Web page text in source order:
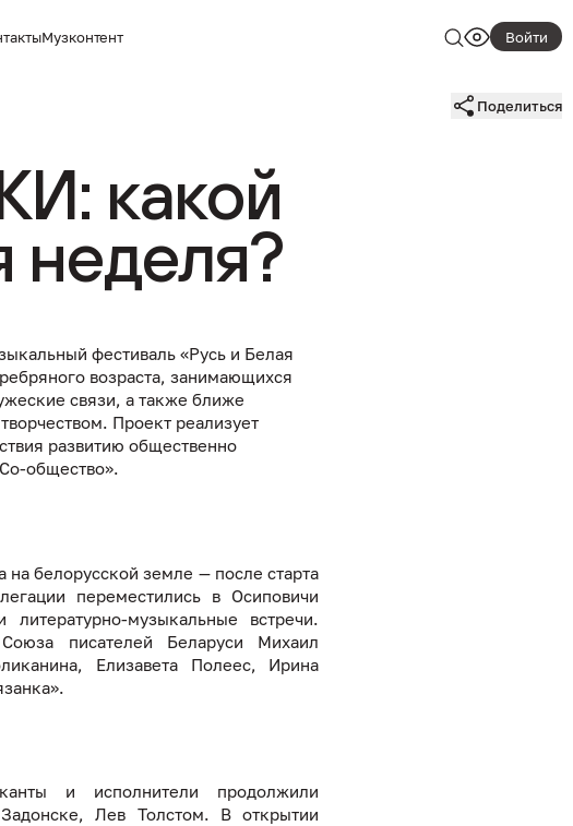
Музконтент Найти
не
Войти
Поделиться
какой
неделя?
фестиваль «Русь и Белая
возраста, занимающихся
связи, а также ближе
Проект реализует
развитию общественно
общество».
белорусской земле — после старта
переместились в Осиповичи
музыкальные встречи.
писателей Беларуси Михаил
Елизавета Полеес, Ирина
и исполнители продолжили
Лев Толстом. В открытии